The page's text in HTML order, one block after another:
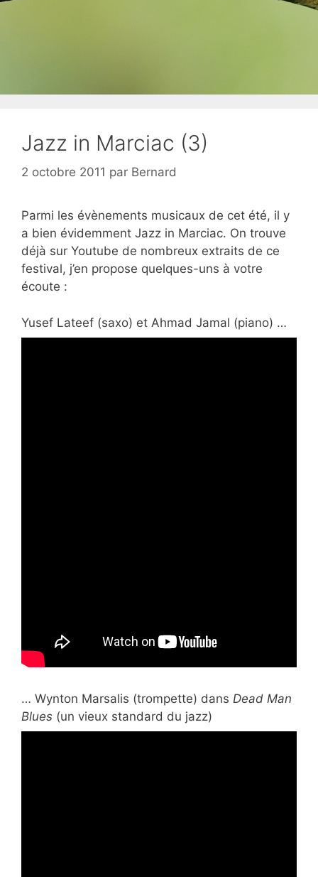
Jazz in Marciac (3)
2 octobre 2011 par Bernard
Parmi les évènements musicaux de cet été, il y
a bien évidemment Jazz in Marciac. On trouve
déjà sur Youtube de nombreux extraits de ce
festival, j’en propose quelques-uns à votre
écoute :
Yusef Lateef (saxo) et Ahmad Jamal (piano) …
… Wynton Marsalis (trompette) dans Dead Man
Blues (un vieux standard du jazz)